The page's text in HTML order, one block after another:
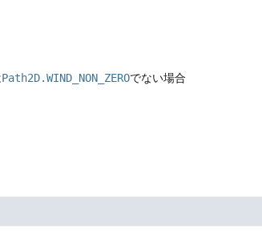
Path2D.WIND_NON_ZEROでない場合